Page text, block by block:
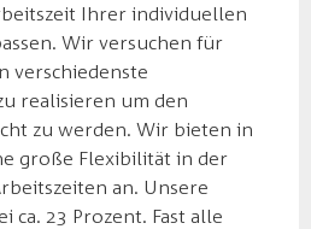
Ihrer individuellen
Wir versuchen für
verschiedenste
realisieren um den
zu werden. Wir bieten in
große Flexibilität in der
an. Unsere
ca. 23 Prozent. Fast alle